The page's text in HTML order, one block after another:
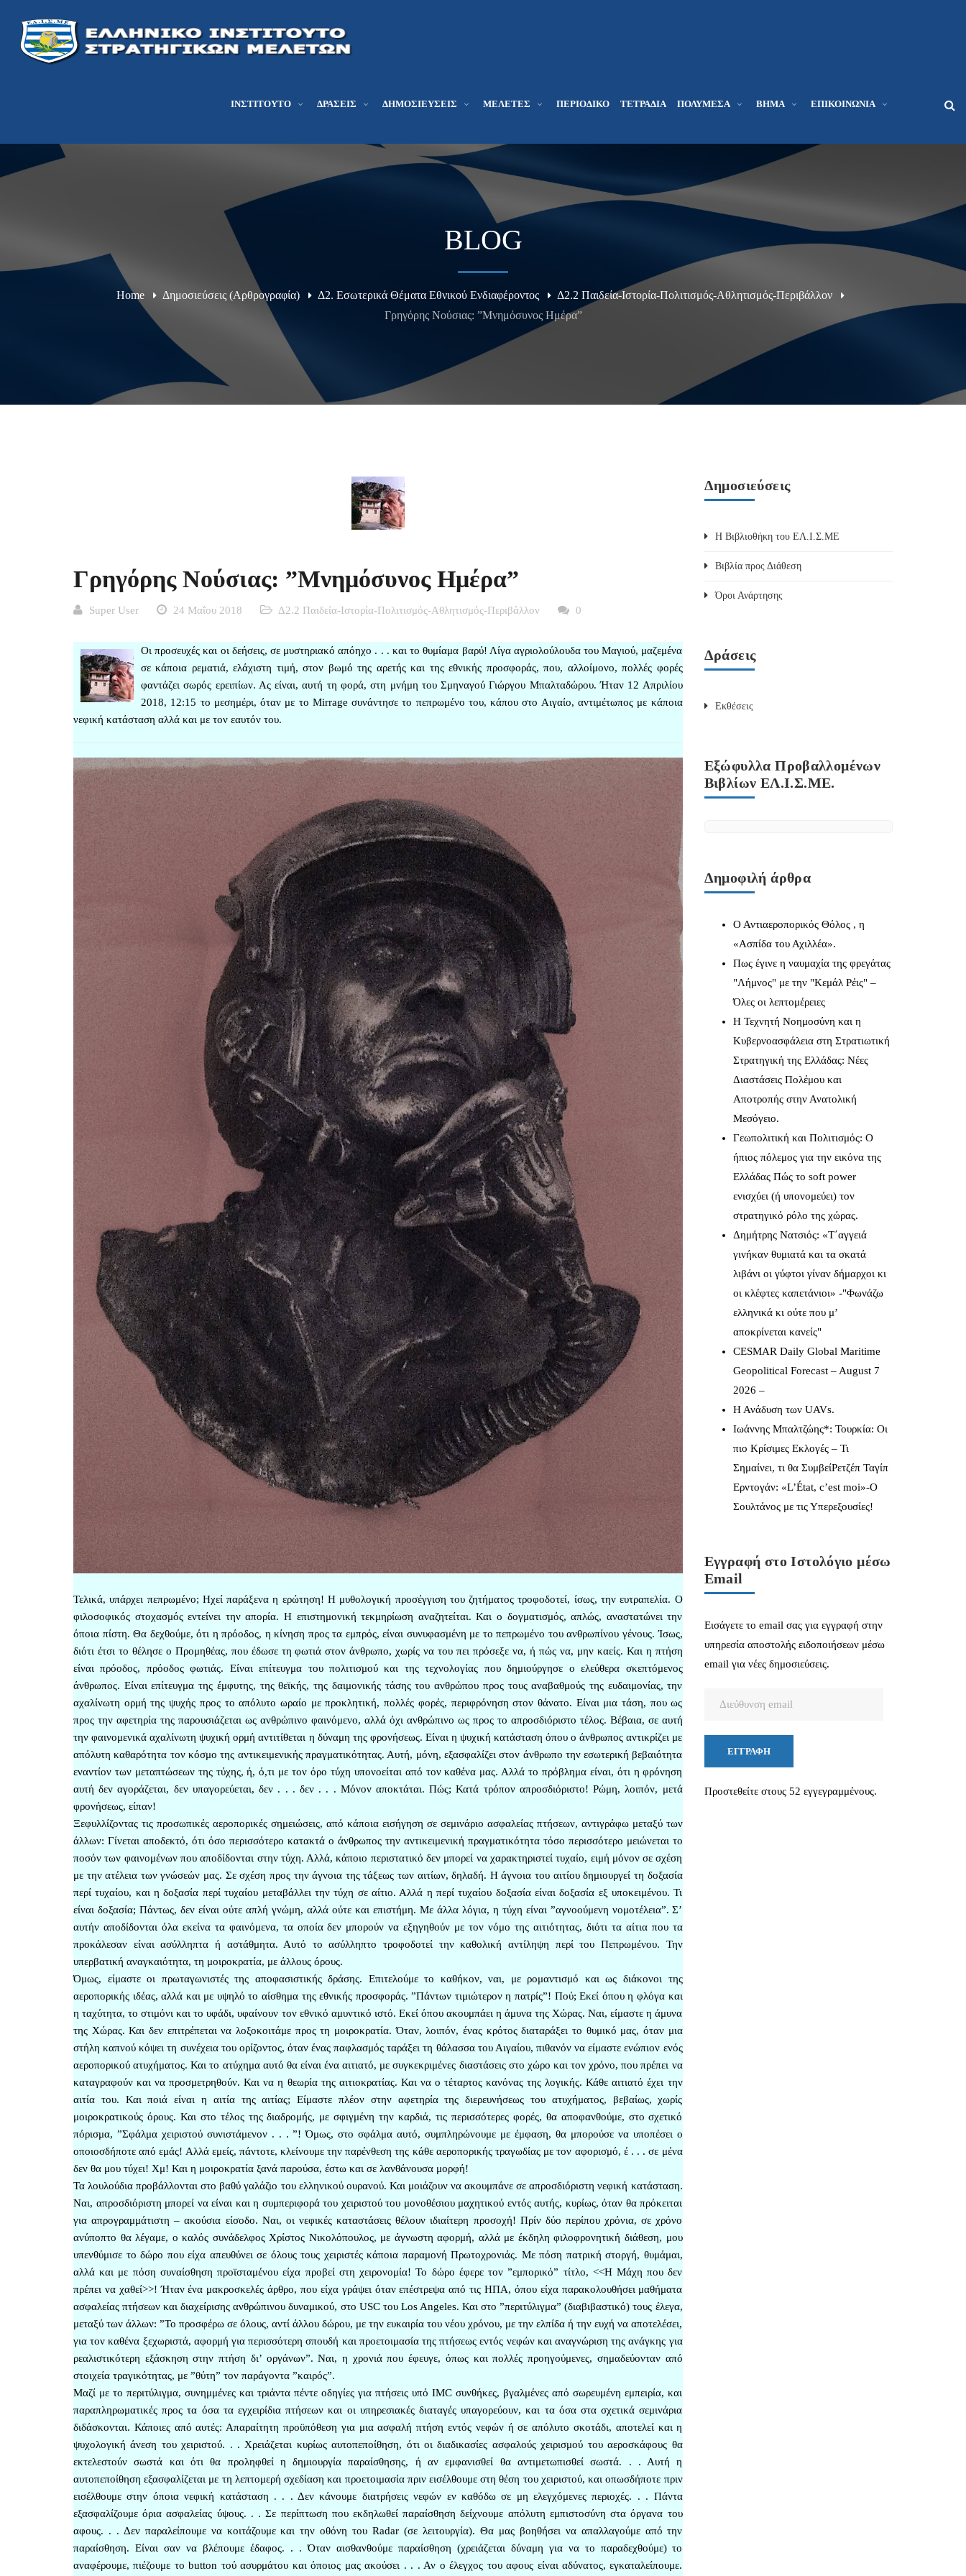
ΙΝΣΤΙΤΟΎΤΟ ΔΡΆΣΕΙΣ ΔΗΜΟΣΙΕΎΣΕΙΣ ΜΕΛΕΤΕΣ ΠΕΡΙΟΔΙΚΌ ΤΕΤΡΆΔΙΑ ΠΟΛΥΜΈΣΑ ΒΉΜΑ ΕΠΙΚΟΙΝΩΝΊΑ
BLOG
Home Δημοσιεύσεις (Αρθρογραφία) Δ2. Εσωτερικά Θέματα Εθνικού Ενδιαφέροντος
Δ2.2 Παιδεία-Ιστορία-Πολιτισμός-Αθλητισμός-Περιβάλλον
Γρηγόρης Νούσιας: ”Μνημόσυνος Ημέρα”
Γρηγόρης Νούσιας: ”Μνημόσυνος Ημέρα”
Super User 24 Μαΐου 2018 Δ2.2 Παιδεία-Ιστορία-Πολιτισμός-Αθλητισμός-Περιβάλλον 0
Οι προσευχές και οι δεήσεις, σε μυστηριακό απόηχο . . . και το θυμίαμα βαρύ! Λίγα αγριολούλουδα του Μαγιού, μαζεμένα
σε κάποια ρεματιά, ελάχιστη τιμή, στον βωμό της αρετής και της εθνικής προσφοράς, που, αλλοίμονο, πολλές φορές
φαντάζει σωρός ερειπίων. Ας είναι, αυτή τη φορά, στη μνήμη του Σμηναγού Γιώργου Μπαλταδώρου. Ήταν 12 Απριλίου
2018, 12:15 το μεσημέρι, όταν με το Mirrage συνάντησε το πεπρωμένο του, κάπου στο Αιγαίο, αντιμέτωπος με κάποια
νεφική κατάσταση αλλά και με τον εαυτόν του.
Τελικά, υπάρχει πεπρωμένο; Ηχεί παράξενα η ερώτηση! Η μυθολογική προσέγγιση του ζητήματος τροφοδοτεί, ίσως, την ευτραπελία. Ο
φιλοσοφικός στοχασμός εντείνει την απορία. Η επιστημονική τεκμηρίωση αναζητείται. Και ο δογματισμός, απλώς, αναστατώνει την
όποια πίστη. Θα δεχθούμε, ότι η πρόοδος, η κίνηση προς τα εμπρός, είναι συνυφασμένη με το πεπρωμένο του ανθρωπίνου γένους. Ίσως,
διότι έτσι το θέλησε ο Προμηθέας, που έδωσε τη φωτιά στον άνθρωπο, χωρίς να του πει πρόσεξε να, ή πώς να, μην καείς. Και η πτήση
είναι πρόοδος, πρόοδος φωτιάς. Είναι επίτευγμα του πολιτισμού και της τεχνολογίας που δημιούργησε ο ελεύθερα σκεπτόμενος
άνθρωπος. Είναι επίτευγμα της έμφυτης, της θεϊκής, της δαιμονικής τάσης του ανθρώπου προς τους αναβαθμούς της ευδαιμονίας, την
αχαλίνωτη ορμή της ψυχής προς το απόλυτο ωραίο με προκλητική, πολλές φορές, περιφρόνηση στον θάνατο. Είναι μια τάση, που ως
προς την αφετηρία της παρουσιάζεται ως ανθρώπινο φαινόμενο, αλλά όχι ανθρώπινο ως προς το απροσδιόριστο τέλος. Βέβαια, σε αυτή
την φαινομενικά αχαλίνωτη ψυχική ορμή αντιτίθεται η δύναμη της φρονήσεως. Είναι η ψυχική κατάσταση όπου ο άνθρωπος αντικρίζει με
απόλυτη καθαρότητα τον κόσμο της αντικειμενικής πραγματικότητας. Αυτή, μόνη, εξασφαλίζει στον άνθρωπο την εσωτερική βεβαιότητα
εναντίον των μεταπτώσεων της τύχης, ή, ό,τι με τον όρο τύχη υπονοείται από τον καθένα μας. Αλλά το πρόβλημα είναι, ότι η φρόνηση
αυτή δεν αγοράζεται, δεν υπαγορεύεται, δεν . . . δεν . . . Μόνον αποκτάται. Πώς; Κατά τρόπον απροσδιόριστο! Ρώμη, λοιπόν, μετά
φρονήσεως, είπαν!
Ξεφυλλίζοντας τις προσωπικές αεροπορικές σημειώσεις, από κάποια εισήγηση σε σεμινάριο ασφαλείας πτήσεων, αντιγράφω μεταξύ των
άλλων: Γίνεται αποδεκτό, ότι όσο περισσότερο κατακτά ο άνθρωπος την αντικειμενική πραγματικότητα τόσο περισσότερο μειώνεται το
ποσόν των φαινομένων που αποδίδονται στην τύχη. Αλλά, κάποιο περιστατικό δεν μπορεί να χαρακτηριστεί τυχαίο, ειμή μόνον σε σχέση
με την ατέλεια των γνώσεών μας. Σε σχέση προς την άγνοια της τάξεως των αιτίων, δηλαδή. Η άγνοια του αιτίου δημιουργεί τη δοξασία
περί τυχαίου, και η δοξασία περί τυχαίου μεταβάλλει την τύχη σε αίτιο. Αλλά η περί τυχαίου δοξασία είναι δοξασία εξ υποκειμένου. Τι
είναι δοξασία; Πάντως, δεν είναι ούτε απλή γνώμη, αλλά ούτε και επιστήμη. Με άλλα λόγια, η τύχη είναι ”αγνοούμενη νομοτέλεια”. Σ’
αυτήν αποδίδονται όλα εκείνα τα φαινόμενα, τα οποία δεν μπορούν να εξηγηθούν με τον νόμο της αιτιότητας, διότι τα αίτια που τα
προκάλεσαν είναι ασύλληπτα ή αστάθμητα. Αυτό το ασύλληπτο τροφοδοτεί την καθολική αντίληψη περί του Πεπρωμένου. Την
υπερβατική αναγκαιότητα, τη μοιροκρατία, με άλλους όρους.
Όμως, είμαστε οι πρωταγωνιστές της αποφασιστικής δράσης. Επιτελούμε το καθήκον, ναι, με ρομαντισμό και ως διάκονοι της
αεροπορικής ιδέας, αλλά και με υψηλό το αίσθημα της εθνικής προσφοράς. ”Πάντων τιμιώτερον η πατρίς”! Πού; Εκεί όπου η φλόγα και
η ταχύτητα, το στιμόνι και το υφάδι, υφαίνουν τον εθνικό αμυντικό ιστό. Εκεί όπου ακουμπάει η άμυνα της Χώρας. Ναι, είμαστε η άμυνα
της Χώρας. Και δεν επιτρέπεται να λοξοκοιτάμε προς τη μοιροκρατία. Όταν, λοιπόν, ένας κρότος διαταράξει το θυμικό μας, όταν μια
στήλη καπνού κόψει τη συνέχεια του ορίζοντος, όταν ένας παφλασμός ταράξει τη θάλασσα του Αιγαίου, πιθανόν να είμαστε ενώπιον ενός
αεροπορικού ατυχήματος. Και το ατύχημα αυτό θα είναι ένα αιτιατό, με συγκεκριμένες διαστάσεις στο χώρο και τον χρόνο, που πρέπει να
καταγραφούν και να προσμετρηθούν. Και να η θεωρία της αιτιοκρατίας. Και να ο τέταρτος κανόνας της λογικής. Κάθε αιτιατό έχει την
αιτία του. Και ποιά είναι η αιτία της αιτίας; Είμαστε πλέον στην αφετηρία της διερευνήσεως του ατυχήματος, βεβαίως, χωρίς
μοιροκρατικούς όρους. Και στο τέλος της διαδρομής, με σφιγμένη την καρδιά, τις περισσότερες φορές, θα αποφανθούμε, στο σχετικό
πόρισμα, ”Σφάλμα χειριστού συνιστάμενον . . . ”! Όμως, στο σφάλμα αυτό, συμπληρώνουμε με έμφαση, θα μπορούσε να υποπέσει ο
οποιοσδήποτε από εμάς! Αλλά εμείς, πάντοτε, κλείνουμε την παρένθεση της κάθε αεροπορικής τραγωδίας με τον αφορισμό, έ . . . σε μένα
δεν θα μου τύχει! Χμ! Και η μοιροκρατία ξανά παρούσα, έστω και σε λανθάνουσα μορφή!
Τα λουλούδια προβάλλονται στο βαθύ γαλάζιο του ελληνικού ουρανού. Και μοιάζουν να ακουμπάνε σε απροσδιόριστη νεφική κατάσταση.
Ναι, απροσδιόριστη μπορεί να είναι και η συμπεριφορά του χειριστού του μονοθέσιου μαχητικού εντός αυτής, κυρίως, όταν θα πρόκειται
για απρογραμμάτιστη – ακούσια είσοδο. Ναι, οι νεφικές καταστάσεις θέλουν ιδιαίτερη προσοχή! Πρίν δύο περίπου χρόνια, σε χρόνο
ανύποπτο θα λέγαμε, ο καλός συνάδελφος Χρίστος Νικολόπουλος, με άγνωστη αφορμή, αλλά με έκδηλη φιλοφρονητική διάθεση, μου
υπενθύμισε το δώρο που είχα απευθύνει σε όλους τους χειριστές κάποια παραμονή Πρωτοχρονιάς. Με πόση πατρική στοργή, θυμάμαι,
αλλά και με πόση συναίσθηση προϊσταμένου είχα προβεί στη χειρονομία! Το δώρο έφερε τον ”εμπορικό” τίτλο, <<Η Μάχη που δεν
πρέπει να χαθεί>>! Ήταν ένα μακροσκελές άρθρο, που είχα γράψει όταν επέστρεψα από τις ΗΠΑ, όπου είχα παρακολουθήσει μαθήματα
ασφαλείας πτήσεων και διαχείρισης ανθρώπινου δυναμικού, στο USC του Los Angeles. Και στο ”περιτύλιγμα” (διαβιβαστικό) τους έλεγα,
μεταξύ των άλλων: ”Το προσφέρω σε όλους, αντί άλλου δώρου, με την ευκαιρία του νέου χρόνου, με την ελπίδα ή την ευχή να αποτελέσει,
για τον καθένα ξεχωριστά, αφορμή για περισσότερη σπουδή και προετοιμασία της πτήσεως εντός νεφών και αναγνώριση της ανάγκης για
ρεαλιστικότερη εξάσκηση στην πτήση δι’ οργάνων”. Ναι, η χρονιά που έφευγε, όπως και πολλές προηγούμενες, σημαδεύονταν από
στοιχεία τραγικότητας, με ”θύτη” τον παράγοντα ”καιρός”.
Μαζί με το περιτύλιγμα, συνημμένες και τριάντα πέντε οδηγίες για πτήσεις υπό IMC συνθήκες, βγαλμένες από σωρευμένη εμπειρία, και
παραπληρωματικές προς τα όσα τα εγχειρίδια πτήσεων και οι υπηρεσιακές διαταγές υπαγορεύουν, και τα όσα στα σχετικά σεμινάρια
διδάσκονται. Κάποιες από αυτές: Απαραίτητη προϋπόθεση για μια ασφαλή πτήση εντός νεφών ή σε απόλυτο σκοτάδι, αποτελεί και η
ψυχολογική άνεση του χειριστού. . . Χρειάζεται κυρίως αυτοπεποίθηση, ότι οι διαδικασίες ασφαλούς χειρισμού του αεροσκάφους θα
εκτελεστούν σωστά και ότι θα προληφθεί η δημιουργία παραίσθησης, ή αν εμφανισθεί θα αντιμετωπισθεί σωστά. . . Αυτή η
αυτοπεποίθηση εξασφαλίζεται με τη λεπτομερή σχεδίαση και προετοιμασία πριν εισέλθουμε στη θέση του χειριστού, και οπωσδήποτε πριν
εισέλθουμε στην όπoια νεφική κατάσταση . . . Δεν κάνουμε διατρήσεις νεφών εν καθόδω σε μη ελεγχόμενες περιοχές. . . Πάντα
εξασφαλίζουμε όρια ασφαλείας ύψους. . . Σε περίπτωση που εκδηλωθεί παραίσθηση δείχνουμε απόλυτη εμπιστοσύνη στα όργανα του
αφους. . . Δεν παραλείπουμε να κοιτάζουμε και την οθόνη του Radar (σε λειτουργία). Θα μας βοηθήσει να απαλλαγούμε από την
παραίσθηση. Είναι σαν να βλέπουμε έδαφος. . . Όταν αισθανθούμε παραίσθηση (χρειάζεται δύναμη για να το παραδεχθούμε) το
αναφέρουμε, πιέζουμε το button τού ασυρμάτου και όποιος μας ακούσει . . . Αν ο έλεγχος του αφους είναι αδύνατος, εγκαταλείπουμε.
Δημοσιεύσεις
Η Βιβλιοθήκη του ΕΛ.Ι.Σ.ΜΕ
Βιβλία προς Διάθεση
Όροι Ανάρτησης
Δράσεις
Εκθέσεις
Εξώφυλλα Προβαλλομένων
Βιβλίων ΕΛ.Ι.Σ.ΜΕ.
Δημοφιλή άρθρα
Ο Αντιαεροπορικός Θόλος , η
«Ασπίδα του Αχιλλέα».
Πως έγινε η ναυμαχία της φρεγάτας
"Λήμνος" με την "Κεμάλ Ρέις" –
Όλες οι λεπτομέρειες
Η Τεχνητή Νοημοσύνη και η
Κυβερνοασφάλεια στη Στρατιωτική
Στρατηγική της Ελλάδας: Νέες
Διαστάσεις Πολέμου και
Αποτροπής στην Ανατολική
Μεσόγειο.
Γεωπολιτική και Πολιτισμός: Ο
ήπιος πόλεμος για την εικόνα της
Ελλάδας Πώς το soft power
ενισχύει (ή υπονομεύει) τον
στρατηγικό ρόλο της χώρας.
Δημήτρης Νατσιός: «Τ΄αγγειά
γινήκαν θυμιατά και τα σκατά
λιβάνι οι γύφτοι γίναν δήμαρχοι κι
οι κλέφτες καπετάνιοι» -"Φωνάζω
ελληνικά κι ούτε που μ’
αποκρίνεται κανείς"
CESMAR Daily Global Maritime
Geopolitical Forecast – August 7
2026 –
Η Ανάδυση των UAVs.
Ιωάννης Μπαλτζώης*: Τουρκία: Οι
πιο Κρίσιμες Εκλογές – Τι
Σημαίνει, τι θα ΣυμβείΡετζέπ Ταγίπ
Ερντογάν: «L’État, c’est moi»-Ο
Σουλτάνος με τις Υπερεξουσίες!
Εγγραφή στο Ιστολόγιο μέσω
Email
Εισάγετε το email σας για εγγραφή στην
υπηρεσία αποστολής ειδοποιήσεων μέσω
email για νέες δημοσιεύσεις.
ΕΓΓΡΑΦΉ
Προστεθείτε στους 52 εγγεγραμμένους.